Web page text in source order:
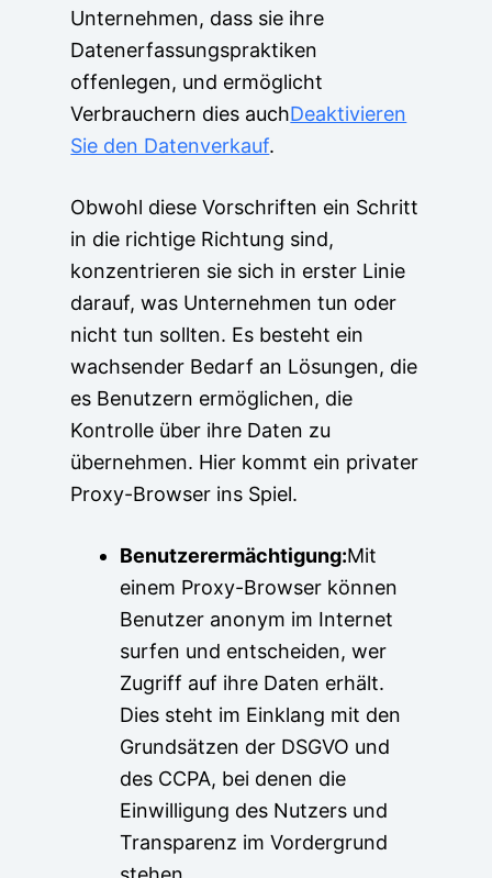
Unternehmen, dass sie ihre
Datenerfassungspraktiken
offenlegen, und ermöglicht
Verbrauchern dies auchDeaktivieren
Sie den Datenverkauf.
Obwohl diese Vorschriften ein Schritt
in die richtige Richtung sind,
konzentrieren sie sich in erster Linie
darauf, was Unternehmen tun oder
nicht tun sollten. Es besteht ein
wachsender Bedarf an Lösungen, die
es Benutzern ermöglichen, die
Kontrolle über ihre Daten zu
übernehmen. Hier kommt ein privater
Proxy-Browser ins Spiel.
Benutzerermächtigung:Mit
einem Proxy-Browser können
Benutzer anonym im Internet
surfen und entscheiden, wer
Zugriff auf ihre Daten erhält.
Dies steht im Einklang mit den
Grundsätzen der DSGVO und
des CCPA, bei denen die
Einwilligung des Nutzers und
Transparenz im Vordergrund